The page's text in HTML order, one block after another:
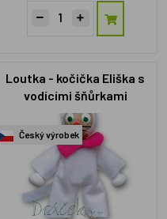
Loutka - kočička Eliška s
vodícími šňůrkami
Český výrobek